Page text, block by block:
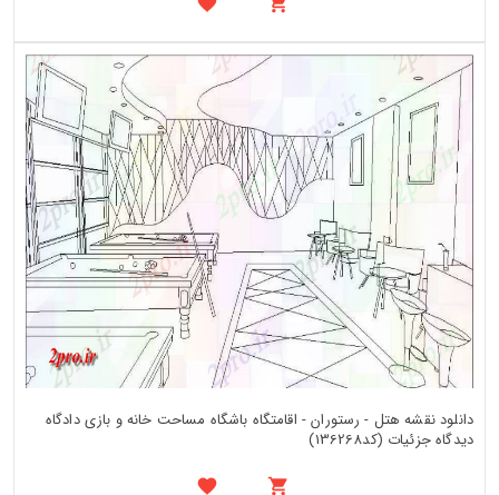
دانلود نقشه هتل - رستوران - اقامتگاه باشگاه مساحت خانه و بازی دادگاه
دیدگاه جزئیات (کد136268)